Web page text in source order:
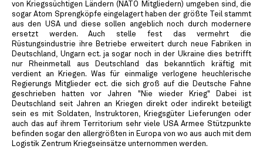
von Kriegssüchtigen Ländern (NATO Mitgliedern) umgeben sind, die
sogar Atom Sprengköpfe eingelagert haben der größte Teil stammt
aus den USA und diese sollen angeblich noch durch modernere
ersetzt werden. Auch stelle fest das vermehrt die
Rüstungsindustrie ihre Betriebe erweitert durch neue Fabriken in
Deutschland, Ungarn ect. ja sogar noch in der Ukraine dies betrifft
nur Rheinmetall aus Deutschland das bekanntlich kräftig mit
verdient an Kriegen. Was für einmalige verlogene heuchlerische
Regierungs Mitglieder ect. die sich groß auf die Deutsche Fahne
geschrieben hatten vor Jahren "Nie wieder Krieg" Dabei ist
Deutschland seit Jahren an Kriegen direkt oder indirekt beteiligt
sein es mit Soldaten, Instruktoren, Kriegsgüter Lieferungen oder
auch das auf ihrem Territorium sehr viele USA Armee Stützpunkte
befinden sogar den allergrößten in Europa von wo aus auch mit dem
Logistik Zentrum Kriegseinsätze unternommen werden.